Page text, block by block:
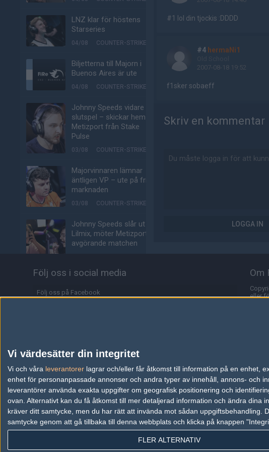
Vi värdesätter din integritet
Vi och våra leverantorer lagrar och/eller får åtkomst till information på en enhet,
enhet för personanpassade annonser och andra typer av innehåll, annons- och
leverantörer använda exakta uppgifter om geografisk positionering och
ovan. Alternativt kan du få åtkomst till mer detaljerad information och ändra dina
kräver ditt samtycke, men du har rätt att invända mot sådan
samtycke genom att gå tillbaka till denna webbplats och klicka på knappen
FLER ALTERNATIV
LNZ klar för höstens
Starseries
04/08 COUNTER-STRIKE
Biljetterna till Majorn i
Buenos Aires är ute
04/08 COUNTER-STRIKE
Johnny Speeds vidare till
slutspel – skickar hem
Metizport från Stake
Pulse
03/08 COUNTER-STRIKE
Majorvinnaren lämnar
äntligen VP – ute på fria
marknaden
03/08 COUNTER-STRIKE
Johnny Speeds slår ut
Lilmix, möter Metizport i
avgörande matchen
Metizport slår Johnny
debutmatch
för tre svensklag
15-årige talangen
storspelade mot s1mple:
"Finska MaiL09"
02/08
Spelarna flyr Counter-
Strike 2 — rasar för
#1 lol din tjockis :DDDD
#4 hermaNi1
2007-08-18 19:52
f1sker sobaeff
Skriv en kommentar
LOGGA IN
Följ oss i social media
Följ oss på Facebook
Information
Annonsering
Copyright och Privacy Policy
Användaravtal
Om
eller
Alla
Är du